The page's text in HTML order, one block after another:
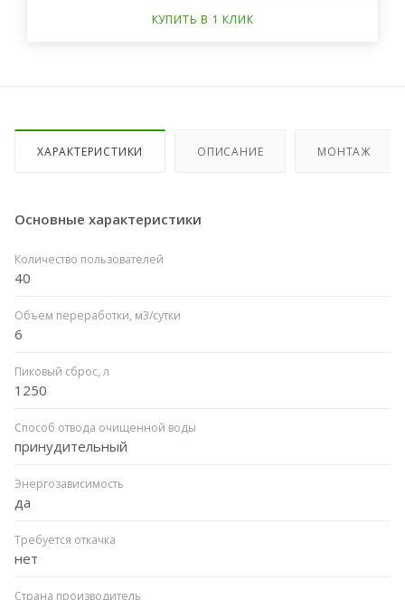
КУПИТЬ В 1 КЛИК
ХАРАКТЕРИСТИКИ ОПИСАНИЕ МОНТАЖ
Основные характеристики
Количество пользователей
40
Объем переработки, м3/сутки
6
Пиковый сброс, л
1250
Способ отвода очищенной воды
принудительный
Энергозависимость
да
Требуется откачка
нет
Страна производитель